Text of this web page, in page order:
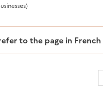
to the page in